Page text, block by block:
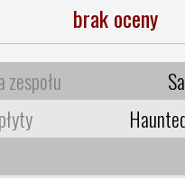
brak oceny
zespołu